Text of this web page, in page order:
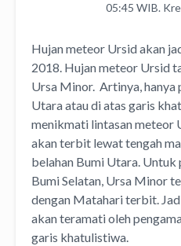
05:45 WIB.
Hujan meteor Ursid akan
2018. Hujan meteor Ursid
Ursa Minor. Artinya, hanya
Utara atau di atas garis
menikmati lintasan meteor
akan terbit lewat tengah
belahan Bumi Utara. Untuk
Bumi Selatan, Ursa Minor
dengan Matahari terbit.
akan teramati oleh
garis khatulistiwa.